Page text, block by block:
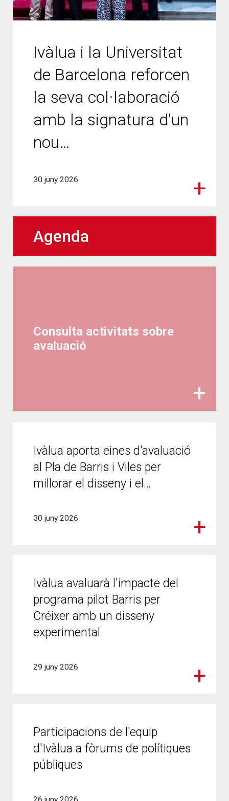
Agenda
Consulta activitats sobre
avaluació
Ivàlua i la Universitat
de Barcelona reforcen
la seva col·laboració
amb la signatura d'un
nou…
Ivàlua aporta eines d'avaluació
al Pla de Barris i Viles per
millorar el disseny i el…
Ivàlua avaluarà l'impacte del
programa pilot Barris per
Créixer amb un disseny
experimental
Participacions de l'equip
d'Ivàlua a fòrums de polítiques
públiques